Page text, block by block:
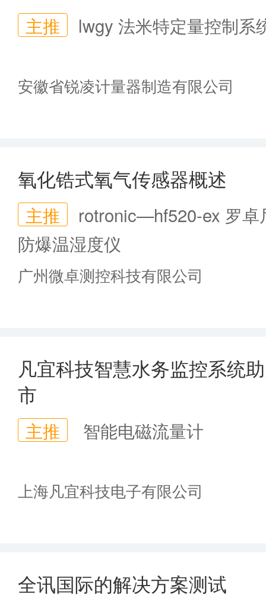
主推 lwgy 法米特定量控制系
安徽省锐凌计量器制造有限公司
氧化锆式氧气传感器概述
主推
rotronic—hf520-ex 罗卓
防爆温湿度仪
广州微卓测控科技有限公司
凡宜科技智慧水务监控系统
市
主推 智能电磁流量计
上海凡宜科技电子有限公司
全讯国际的解决方案测试